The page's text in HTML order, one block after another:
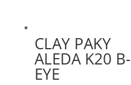
CLAY PAKY
ALEDA K20 B-
EYE